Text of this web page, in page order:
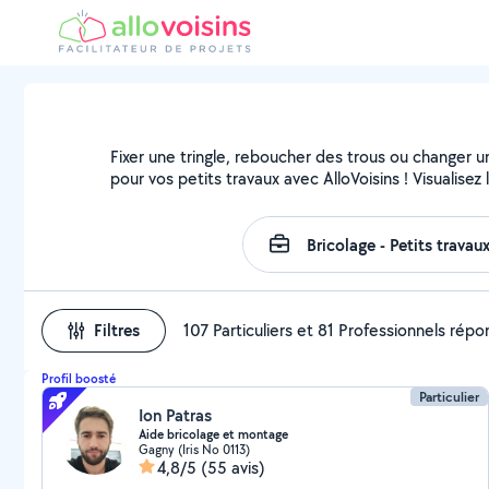
Fixer une tringle, reboucher des trous ou changer
pour vos petits travaux avec AlloVoisins !
Filtres 107 Particuliers et 81 Professionnels
Profil boosté
Particulier
Ion Patras
Aide bricolage et montage
Gagny (Iris No 0113)
4,8/5 (55 avis)